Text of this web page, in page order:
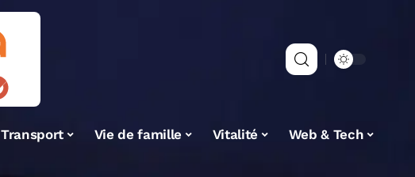
Transport Vie de famille Vitalité Web & Tech